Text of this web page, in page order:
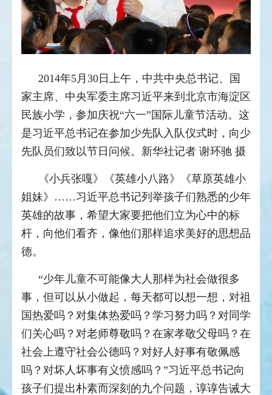
2014年5月30日上午，中共中央总书记、国
家主席、中央军委主席习近平来到北京市海淀区
民族小学，参加庆祝“六一”国际儿童节活动。这
是习近平总书记在参加少先队入队仪式时，向少
先队员们致以节日问候。新华社记者 谢环驰 摄
《小兵张嘎》《英雄小八路》《草原英雄小
姐妹》……习近平总书记列举孩子们熟悉的少年
英雄的故事，希望大家要把他们立为心中的标
杆，向他们看齐，像他们那样追求美好的思想品
德。
“少年儿童不可能像大人那样为社会做很多
事，但可以从小做起，每天都可以想一想，对祖
国热爱吗？对集体热爱吗？学习努力吗？对同学
们关心吗？对老师尊敬吗？在家孝敬父母吗？在
社会上遵守社会公德吗？对好人好事有敬佩感
吗？对坏人坏事有义愤感吗？”习近平总书记向
孩子们提出朴素而深刻的九个问题，谆谆告诫大